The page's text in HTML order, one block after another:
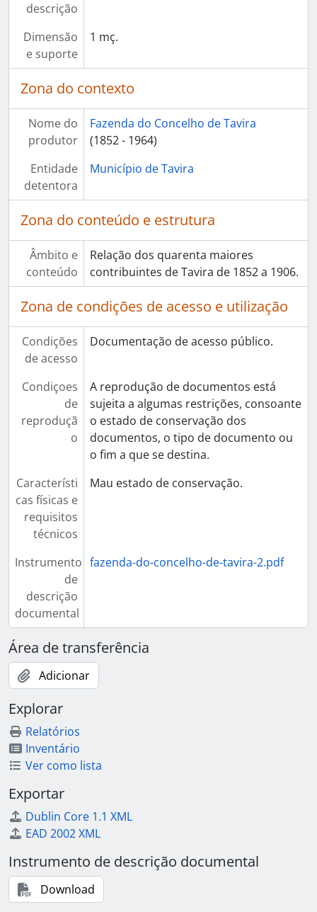
descrição
Dimensão
e suporte
1 mç.
Zona do contexto
Nome do
produtor
Fazenda do Concelho de Tavira
(1852 - 1964)
Entidade
detentora
Município de Tavira
Zona do conteúdo e estrutura
Âmbito e
conteúdo
Relação dos quarenta maiores
contribuintes de Tavira de 1852 a 1906.
Zona de condições de acesso e utilização
Condições
de acesso
Documentação de acesso público.
Condiçoes
de
reproduçã
o
A reprodução de documentos está
sujeita a algumas restrições, consoante
o estado de conservação dos
documentos, o tipo de documento ou
o fim a que se destina.
Característi
cas físicas e
requisitos
técnicos
Mau estado de conservação.
Instrumento
de
descrição
documental
fazenda-do-concelho-de-tavira-2.pdf
Área de transferência
Adicionar
Explorar
Relatórios
Inventário
Ver como lista
Exportar
Dublin Core 1.1 XML
EAD 2002 XML
Instrumento de descrição documental
Download